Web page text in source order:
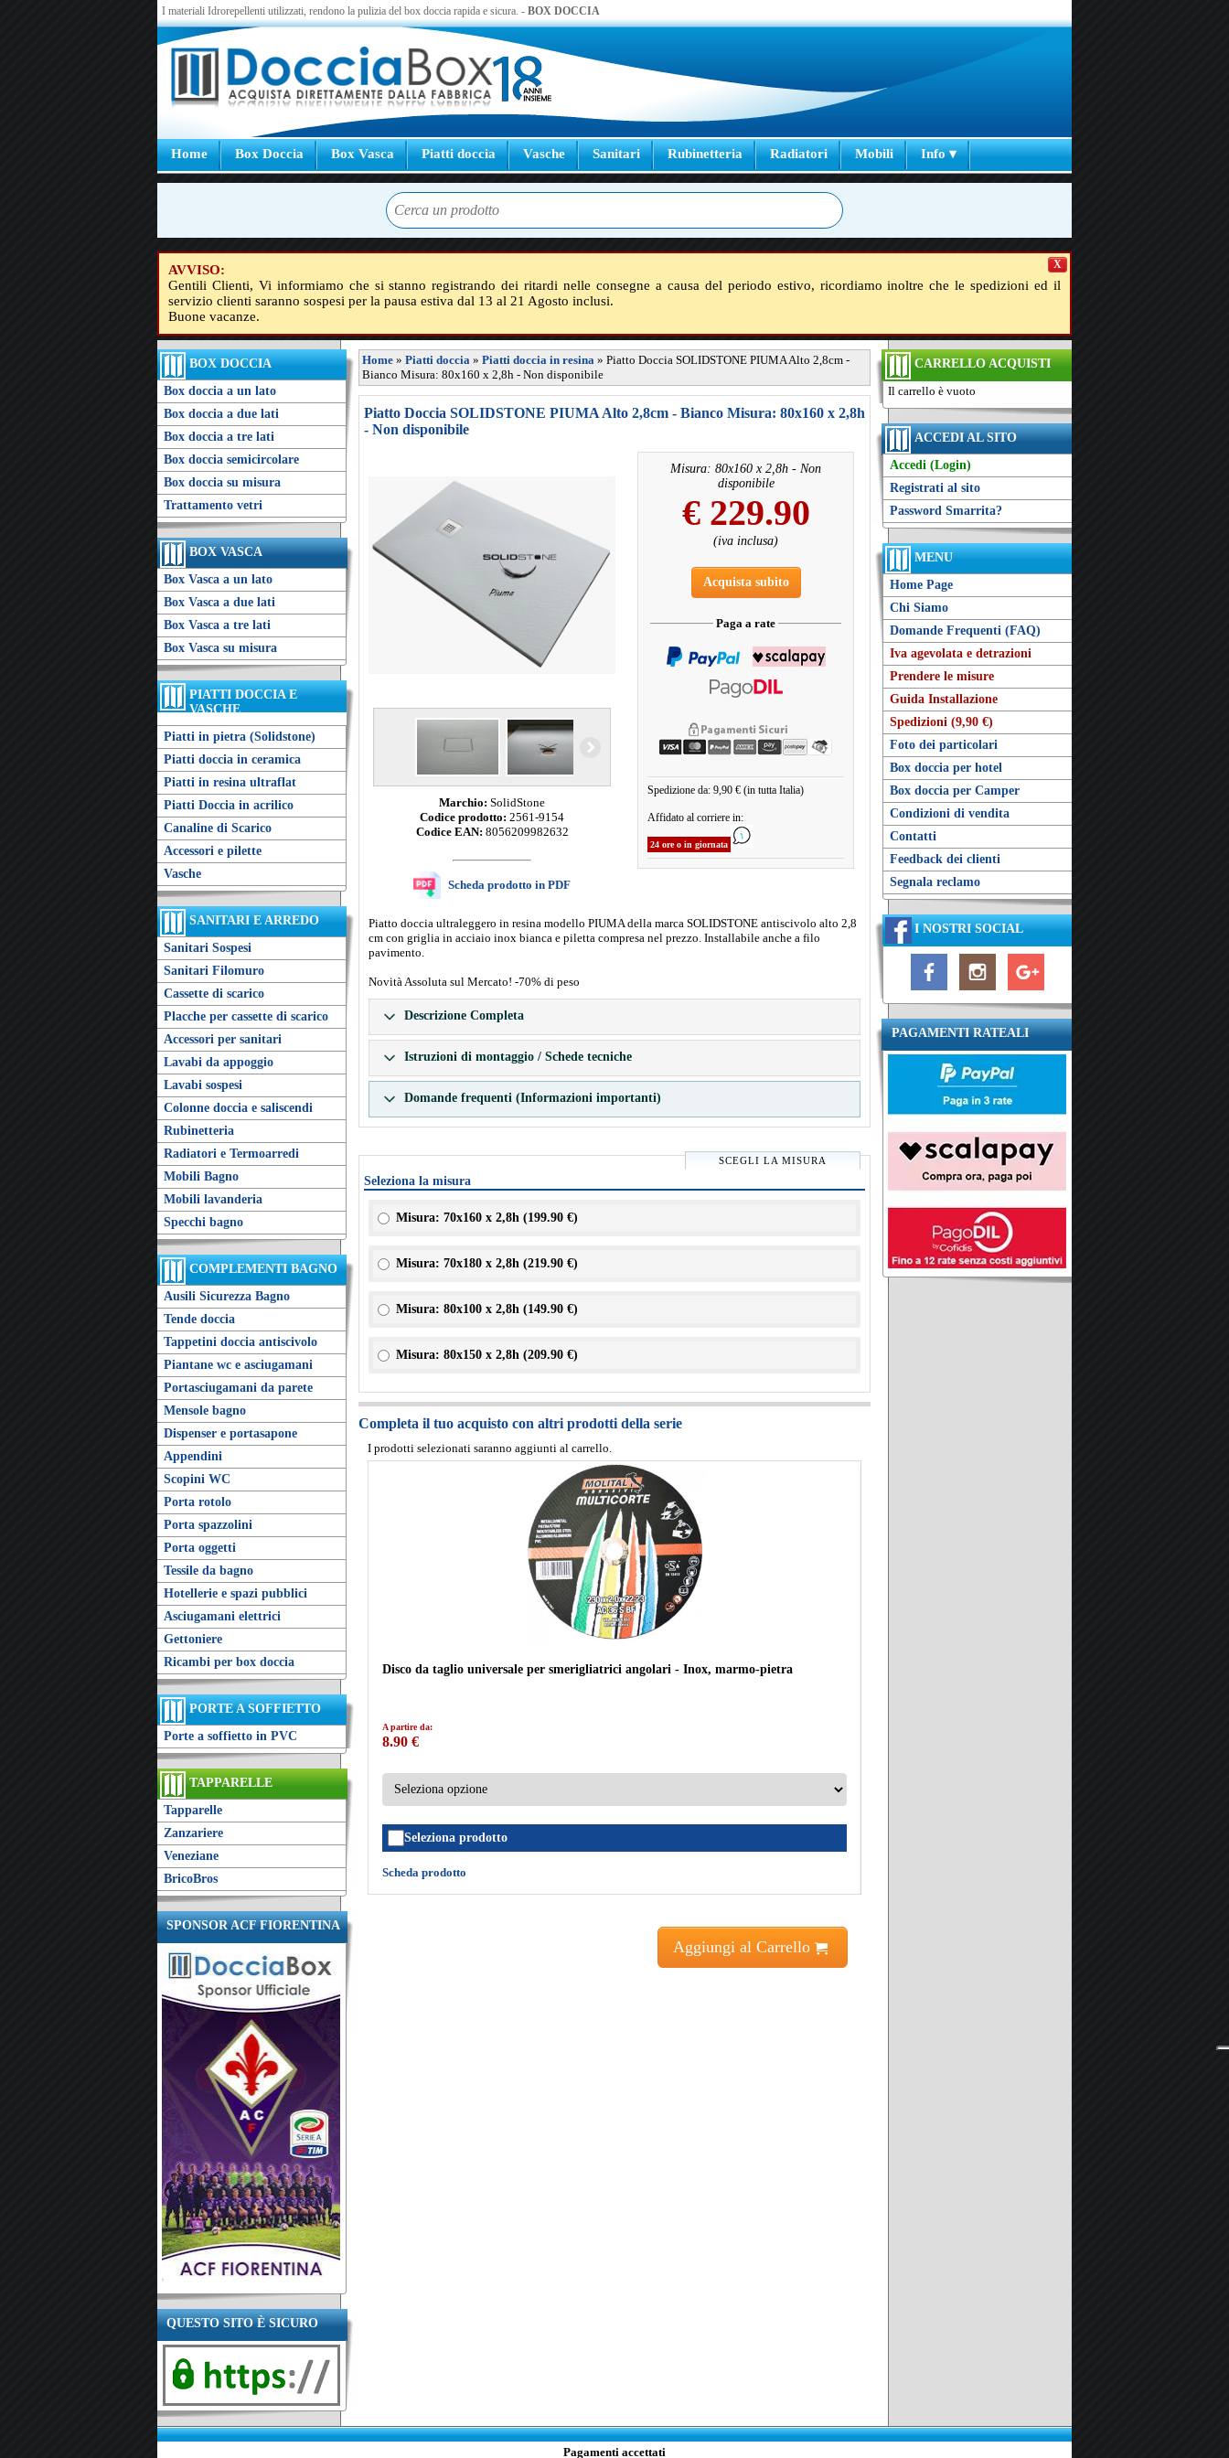
I materiali Idrorepellenti utilizzati, rendono la pulizia del box doccia rapida e sicura. - BOX DOCCIA
Home Box Doccia Box Vasca Piatti doccia Vasche Sanitari Rubinetteria Radiatori Mobili Info ▾
AVVISO:
Gentili Clienti, Vi informiamo che si stanno registrando dei ritardi nelle consegne a causa del periodo estivo, ricordiamo inoltre che le spedizioni ed il
servizio clienti saranno sospesi per la pausa estiva dal 13 al 21 Agosto inclusi.
Buone vacanze.
X
BOX DOCCIA
Box doccia a un lato
Box doccia a due lati
Box doccia a tre lati
Box doccia semicircolare
Box doccia su misura
Trattamento vetri
BOX VASCA
Box Vasca a un lato
Box Vasca a due lati
Box Vasca a tre lati
Box Vasca su misura
PIATTI DOCCIA E
VASCHE
Piatti in pietra (Solidstone)
Piatti doccia in ceramica
Piatti in resina ultraflat
Piatti Doccia in acrilico
Canaline di Scarico
Accessori e pilette
Vasche
SANITARI E ARREDO
Sanitari Sospesi
Sanitari Filomuro
Cassette di scarico
Placche per cassette di scarico
Accessori per sanitari
Lavabi da appoggio
Lavabi sospesi
Colonne doccia e saliscendi
Rubinetteria
Radiatori e Termoarredi
Mobili Bagno
Mobili lavanderia
Specchi bagno
COMPLEMENTI BAGNO
Ausili Sicurezza Bagno
Tende doccia
Tappetini doccia antiscivolo
Piantane wc e asciugamani
Portasciugamani da parete
Mensole bagno
Dispenser e portasapone
Appendini
Scopini WC
Porta rotolo
Porta spazzolini
Porta oggetti
Tessile da bagno
Hotellerie e spazi pubblici
Asciugamani elettrici
Gettoniere
Ricambi per box doccia
PORTE A SOFFIETTO
Porte a soffietto in PVC
TAPPARELLE
Tapparelle
Zanzariere
Veneziane
BricoBros
SPONSOR ACF FIORENTINA
QUESTO SITO È SICURO
CARRELLO ACQUISTI
Il carrello è vuoto
ACCEDI AL SITO
Accedi (Login)
Registrati al sito
Password Smarrita?
MENU
Home Page
Chi Siamo
Domande Frequenti (FAQ)
Iva agevolata e detrazioni
Prendere le misure
Guida Installazione
Spedizioni (9,90 €)
Foto dei particolari
Box doccia per hotel
Box doccia per Camper
Condizioni di vendita
Contatti
Feedback dei clienti
Segnala reclamo
I NOSTRI SOCIAL
PAGAMENTI RATEALI
Home » Piatti doccia » Piatti doccia in resina » Piatto Doccia SOLIDSTONE PIUMA Alto 2,8cm -
Bianco Misura: 80x160 x 2,8h - Non disponibile
Piatto Doccia SOLIDSTONE PIUMA Alto 2,8cm - Bianco Misura: 80x160 x 2,8h
- Non disponibile
Marchio: SolidStone
Codice prodotto: 2561-9154
Codice EAN: 8056209982632
Scheda prodotto in PDF
Misura: 80x160 x 2,8h - Non
disponibile
€ 229.90
(iva inclusa)
Acquista subito
Paga a rate
Spedizione da: 9,90 € (in tutta Italia)
Affidato al corriere in:
24 ore o in giornata
Piatto doccia ultraleggero in resina modello PIUMA della marca SOLIDSTONE antiscivolo alto 2,8
cm con griglia in acciaio inox bianca e piletta compresa nel prezzo. Installabile anche a filo
pavimento.
Novità Assoluta sul Mercato! -70% di peso
Descrizione Completa
Istruzioni di montaggio / Schede tecniche
Domande frequenti (Informazioni importanti)
SCEGLI LA MISURA
Seleziona la misura
Misura: 70x160 x 2,8h (199.90 €)
Misura: 70x180 x 2,8h (219.90 €)
Misura: 80x100 x 2,8h (149.90 €)
Misura: 80x150 x 2,8h (209.90 €)
Completa il tuo acquisto con altri prodotti della serie
I prodotti selezionati saranno aggiunti al carrello.
Disco da taglio universale per smerigliatrici angolari - Inox, marmo-pietra
A partire da:
8.90 €
Seleziona prodotto
Scheda prodotto
Aggiungi al Carrello
Pagamenti accettati